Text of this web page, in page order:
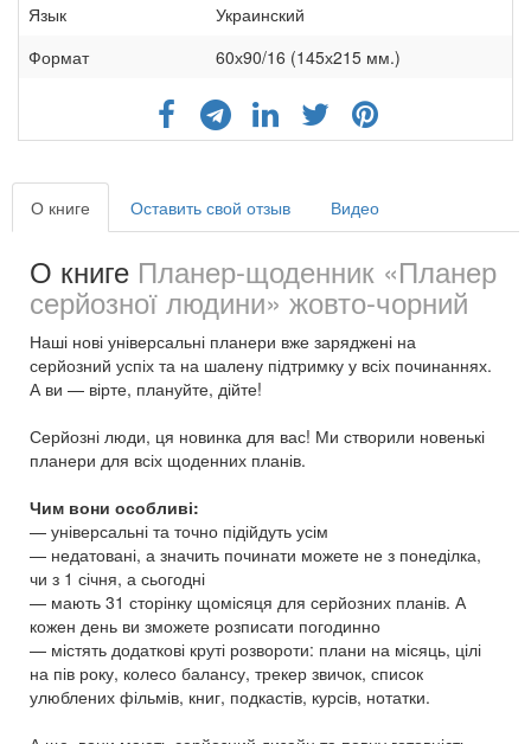
Язык
Украинский
Формат
60х90/16 (145х215 мм.)
О книге Оставить свой отзыв Видео
О книге Планер-щоденник «Планер
серйозної людини» жовто-чорний
Наші нові універсальні планери вже заряджені на
серйозний успіх та на шалену підтримку у всіх починаннях.
А ви — вірте, плануйте, дійте!
Серйозні люди, ця новинка для вас! Ми створили новенькі
планери для всіх щоденних планів.
Чим вони особливі:
— універсальні та точно підійдуть усім
— недатовані, а значить починати можете не з понеділка,
чи з 1 січня, а сьогодні
— мають 31 сторінку щомісяця для серйозних планів. А
кожен день ви зможете розписати погодинно
— містять додаткові круті розвороти: плани на місяць, цілі
на пів року, колесо балансу, трекер звичок, список
улюблених фільмів, книг, подкастів, курсів, нотатки.